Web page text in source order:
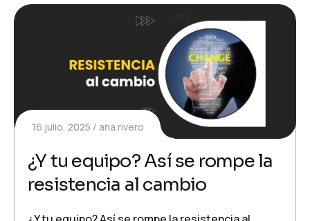
16 julio, 2025 ana.rivero
¿Y tu equipo? Así se rompe la
resistencia al cambio